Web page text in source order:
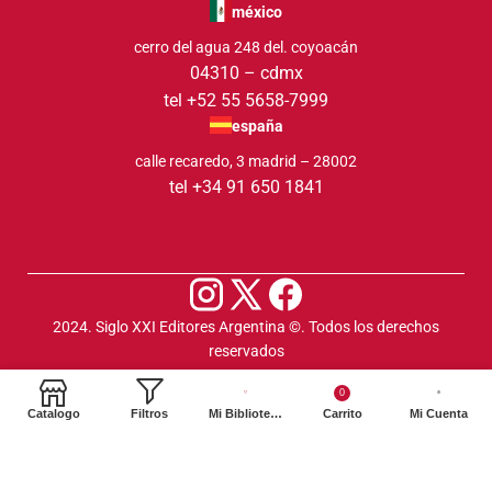
méxico
cerro del agua 248 del. coyoacán
04310 – cdmx
tel +52 55 5658-7999
españa
calle recaredo, 3 madrid – 28002
tel +34 91 650 1841
2024. Siglo XXI Editores Argentina ©️. Todos los derechos
reservados
Catalogo Filtros Mi Biblioteca
0
Carrito Mi Cuenta